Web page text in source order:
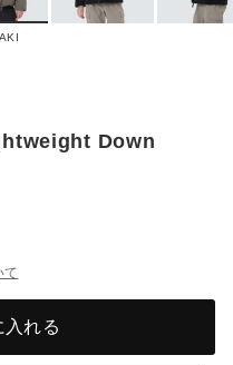
Down
て
入れる